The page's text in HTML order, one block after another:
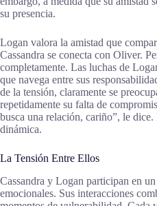
su presencia.
Logan valora la amistad que
Cassandra se conecta con Oliver.
completamente. Las luchas de
que navega entre sus
de la tensión, claramente se
repetidamente su falta de
busca una relación, cariño”, le
dinámica.
La Tensión Entre Ellos
Cassandra y Logan participan en
emocionales. Sus interacciones